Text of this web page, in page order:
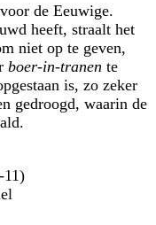
de Eeuwige.
heeft, straalt het
niet op te geven,
boer-in-tranen te
is, zo zeker
gedroogd, waarin de
11)